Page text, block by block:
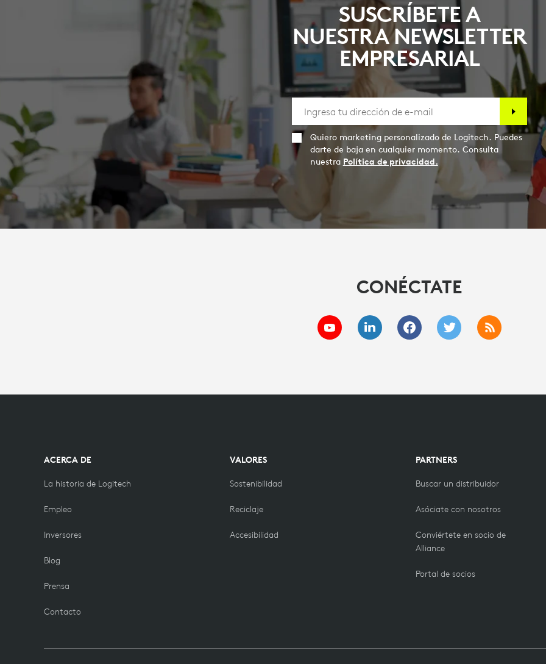
SUSCRÍBETE A
NUESTRA NEWSLETTER
EMPRESARIAL
Quiero marketing personalizado de Logitech. Puedes
darte de baja en cualquier momento. Consulta
nuestra Política de privacidad.
CONÉCTATE
ACERCA DE
La historia de Logitech
Empleo
Inversores
Blog
Prensa
Contacto
VALORES
Sostenibilidad
Reciclaje
Accesibilidad
PARTNERS
Buscar un distribuidor
Asóciate con nosotros
Conviértete en socio de
Alliance
Portal de socios